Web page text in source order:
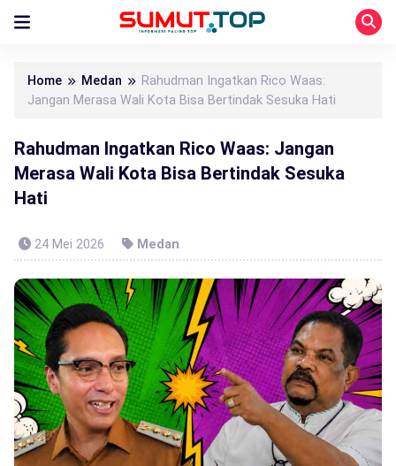
Home Medan
Rahudman Ingatkan Rico Waas:
Jangan Merasa Wali Kota Bisa Bertindak Sesuka Hati
Rahudman Ingatkan Rico Waas: Jangan
Merasa Wali Kota Bisa Bertindak Sesuka
Hati
24 Mei 2026 Medan